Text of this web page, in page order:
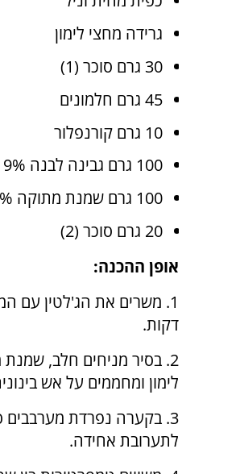
גרידה מחצי לימון
30 גרם סוכר (1)
45 גרם חלמונים
10 גרם קורנפלור
100 גרם גבינה לבנה 9%
100 גרם שמנת מתוקה 38% (2)
20 גרם סוכר (2)
אופן ההכנה:
דקות.
לימון ומחממים על אש
לתערובת אחידה.